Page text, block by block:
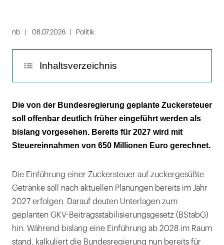
nb 08.07.2026 Politik
Inhaltsverzeichnis
Vorbild ist Großbritannien
Zuckersteuer wird im
Bundesfinanzministerium ausgearbeitet
Die von der Bundesregierung geplante Zuckersteuer
soll offenbar deutlich früher eingeführt werden als
bislang vorgesehen. Bereits für 2027 wird mit
Steuereinnahmen von 650 Millionen Euro gerechnet.
Die Einführung einer Zuckersteuer auf zuckergesüßte
Getränke soll nach aktuellen Planungen bereits im Jahr
2027 erfolgen. Darauf deuten Unterlagen zum
geplanten GKV-Beitragsstabilisierungsgesetz (BStabG)
hin. Während bislang eine Einführung ab 2028 im Raum
stand, kalkuliert die Bundesregierung nun bereits für